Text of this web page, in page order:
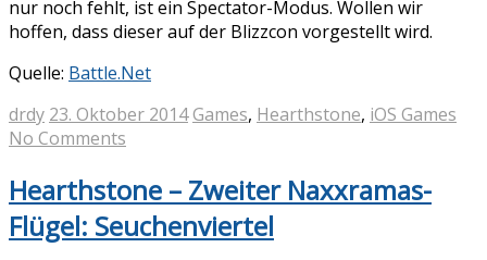
nur noch fehlt, ist ein Spectator-Modus. Wollen wir
hoffen, dass dieser auf der Blizzcon vorgestellt wird.
Quelle: Battle.Net
drdy 23. Oktober 2014 Games, Hearthstone, iOS Games
No Comments
Hearthstone – Zweiter Naxxramas-
Flügel: Seuchenviertel